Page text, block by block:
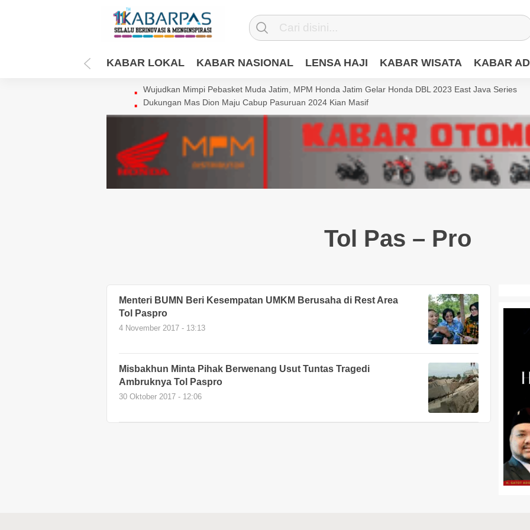
KABAR LOKAL KABAR NASIONAL LENSA HAJI KABAR WISATA KABAR
Wujudkan Mimpi Pebasket Muda Jatim, MPM Honda Jatim Gelar Honda DBL 2023 East Java Series
Dukungan Mas Dion Maju Cabup Pasuruan 2024 Kian Masif
Tol Pas – Pro
Menteri BUMN Beri Kesempatan UMKM Berusaha di Rest Area
Tol Paspro
4 November 2017 - 13:13
Misbakhun Minta Pihak Berwenang Usut Tuntas Tragedi
Ambruknya Tol Paspro
30 Oktober 2017 - 12:06